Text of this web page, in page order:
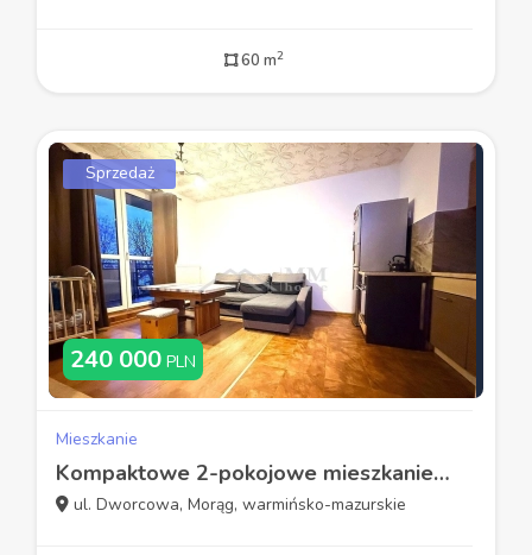
60 m2
Sprzedaż
240 000 PLN
Mieszkanie
Kompaktowe 2-pokojowe mieszkanie z balkonem -Morąg
ul. Dworcowa, Morąg, warmińsko-mazurskie